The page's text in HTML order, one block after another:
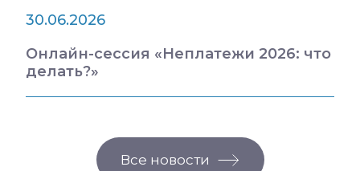
30.06.2026
Онлайн-сессия «Неплатежи 2026: что
делать?»
Все новости